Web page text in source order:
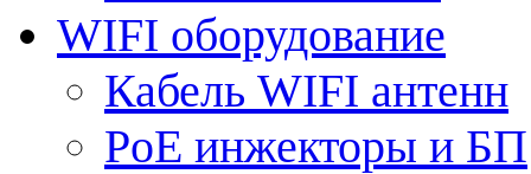
WIFI оборудование
Кабель WIFI антенн
PoE инжекторы и БП